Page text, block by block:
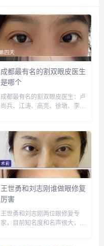
成都最有名的割双眼皮医生
是哪个
成都最有名的割双眼皮医生：卢
尚兵、江涛、高亮、徐墩、李
和对比，选择医生需谨慎，预约
或咨询添加微信号：
wuyoubianmei，查询更多医生
口碑和...
王世勇和刘志刚谁做眼修复
厉害
王世勇和刘志刚两位眼修复专
家，目前知名度和名声很大，比